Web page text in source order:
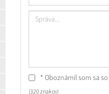
* Oboznámil som sa so
(320 znakov)